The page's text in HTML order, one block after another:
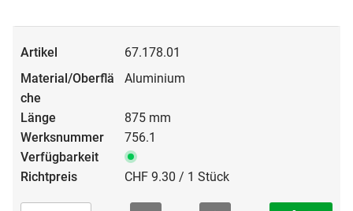
67.178.01
Aluminium
875 mm
756.1
CHF 9.30 / 1 Stück